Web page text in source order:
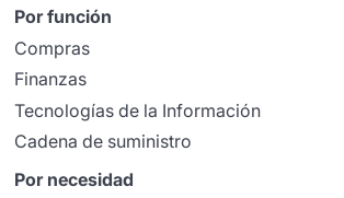
Por función
Compras
Finanzas
Tecnologías de la Información
Cadena de suministro
Por necesidad